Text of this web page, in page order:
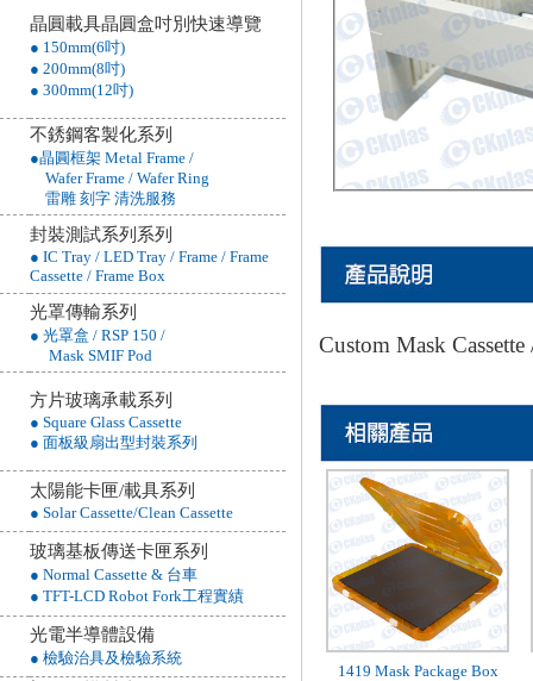
晶圓載具晶圓盒吋別快速導覽
● 150mm(6吋)
● 200mm(8吋)
● 300mm(12吋)
不銹鋼客製化系列
●晶圓框架 Metal Frame /
Wafer Frame / Wafer Ring
雷雕 刻字 清洗服務
封裝測試系列系列
● IC Tray / LED Tray / Frame / Frame
Cassette / Frame Box
光罩傳輸系列
● 光罩盒 / RSP 150 /
Mask SMIF Pod
方片玻璃承載系列
● Square Glass Cassette
● 面板級扇出型封裝系列
太陽能卡匣/載具系列
● Solar Cassette/Clean Cassette
玻璃基板傳送卡匣系列
● Normal Cassette & 台車
● TFT-LCD Robot Fork工程實績
光電半導體設備
● 檢驗治具及檢驗系統
Custom Mask
1419 Mask Package Box